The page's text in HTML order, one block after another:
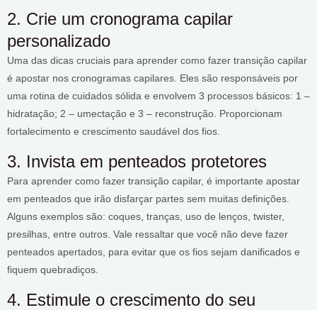
2. Crie um cronograma capilar
personalizado
Uma das dicas cruciais para aprender como fazer transição capilar
é apostar nos cronogramas capilares. Eles são responsáveis por
uma rotina de cuidados sólida e envolvem 3 processos básicos: 1 –
hidratação; 2 – umectação e 3 – reconstrução. Proporcionam
fortalecimento e crescimento saudável dos fios.
3. Invista em penteados protetores
Para aprender como fazer transição capilar, é importante apostar
em penteados que irão disfarçar partes sem muitas definições.
Alguns exemplos são: coques, tranças, uso de lenços, twister,
presilhas, entre outros. Vale ressaltar que você não deve fazer
penteados apertados, para evitar que os fios sejam danificados e
fiquem quebradiços.
4. Estimule o crescimento do seu